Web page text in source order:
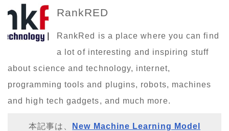
RankRED
RankRed is a place where you can find
a lot of interesting and inspiring stuff
about science and technology, internet,
programming tools and plugins, robots, machines
and high tech gadgets, and much more.
本記事は、
New Machine Learning Model